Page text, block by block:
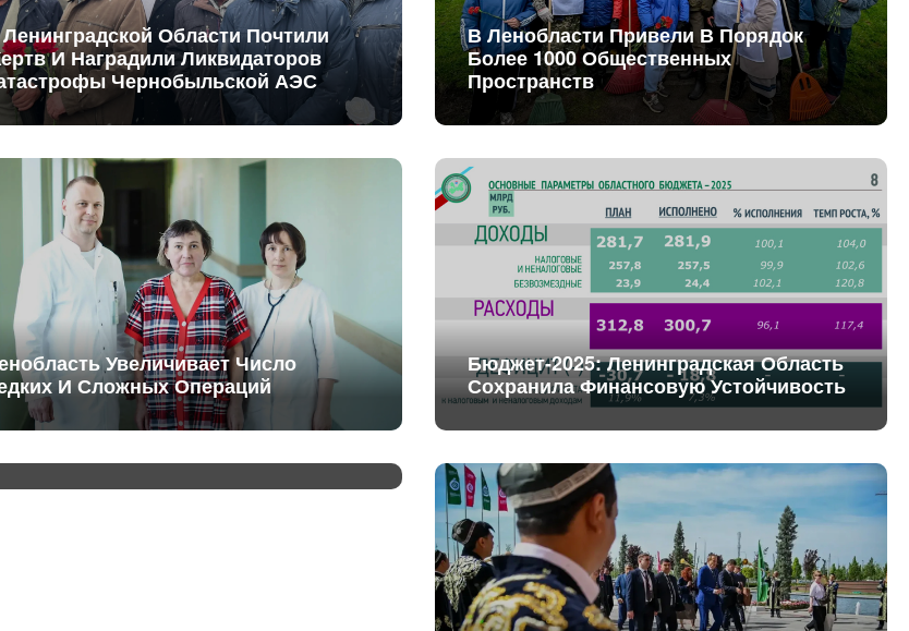
Области Почтили
И Наградили Ликвидаторов
Чернобыльской АЭС
В Ленобласти Привели В Порядок
Более 1000 Общественных
Пространств
Увеличивает Число
И Сложных Операций
Бюджет-2025: Ленинградская Область
Сохранила Финансовую Устойчивость
России Стартовало Голосование За